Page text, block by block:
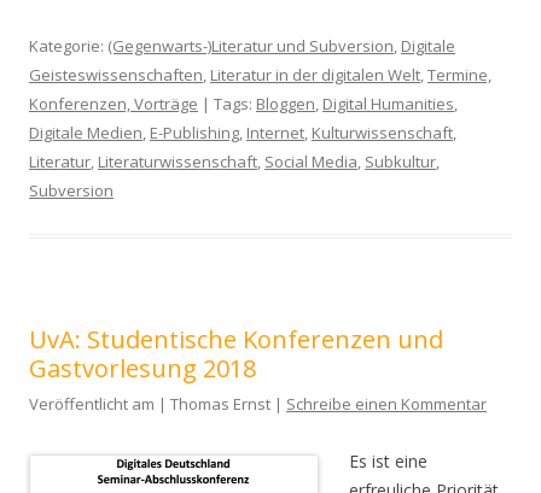
Kategorie: (Gegenwarts-)Literatur und Subversion, Digitale
Geisteswissenschaften, Literatur in der digitalen Welt,Termine,
Konferenzen, Vorträge | Tags: Bloggen, Digital Humanities,
Digitale Medien, E-Publishing, Internet, Kulturwissenschaft,
Literatur, Literaturwissenschaft, Social Media, Subkultur,
Subversion
UvA: Studentische Konferenzen und
Gastvorlesung 2018
Veröffentlicht am | Thomas Ernst | Schreibe einen Kommentar
Es ist eine